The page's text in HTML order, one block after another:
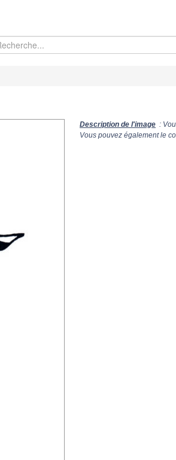
Description de l'image :
Vous pouvez également le